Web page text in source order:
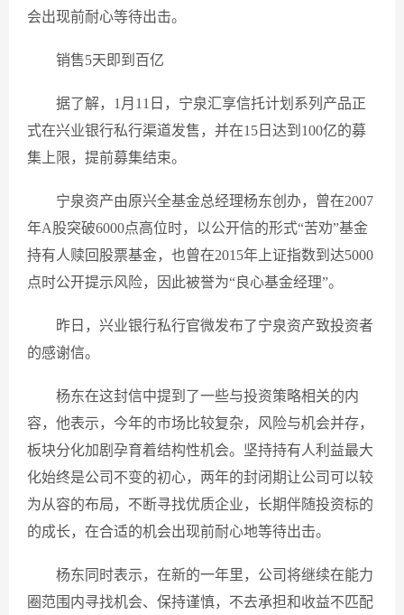
会出现前耐心等待出击。
销售5天即到百亿
据了解，1月11日，宁泉汇享信托计划系列产品正
式在兴业银行私行渠道发售，并在15日达到100亿的募
集上限，提前募集结束。
宁泉资产由原兴全基金总经理杨东创办，曾在2007
年A股突破6000点高位时，以公开信的形式“苦劝”基金
持有人赎回股票基金，也曾在2015年上证指数到达5000
点时公开提示风险，因此被誉为“良心基金经理”。
昨日，兴业银行私行官微发布了宁泉资产致投资者
的感谢信。
杨东在这封信中提到了一些与投资策略相关的内
容，他表示，今年的市场比较复杂，风险与机会并存，
板块分化加剧孕育着结构性机会。坚持持有人利益最大
化始终是公司不变的初心，两年的封闭期让公司可以较
为从容的布局，不断寻找优质企业，长期伴随投资标的
的成长，在合适的机会出现前耐心地等待出击。
杨东同时表示，在新的一年里，公司将继续在能力
圈范围内寻找机会、保持谨慎，不去承担和收益不匹配